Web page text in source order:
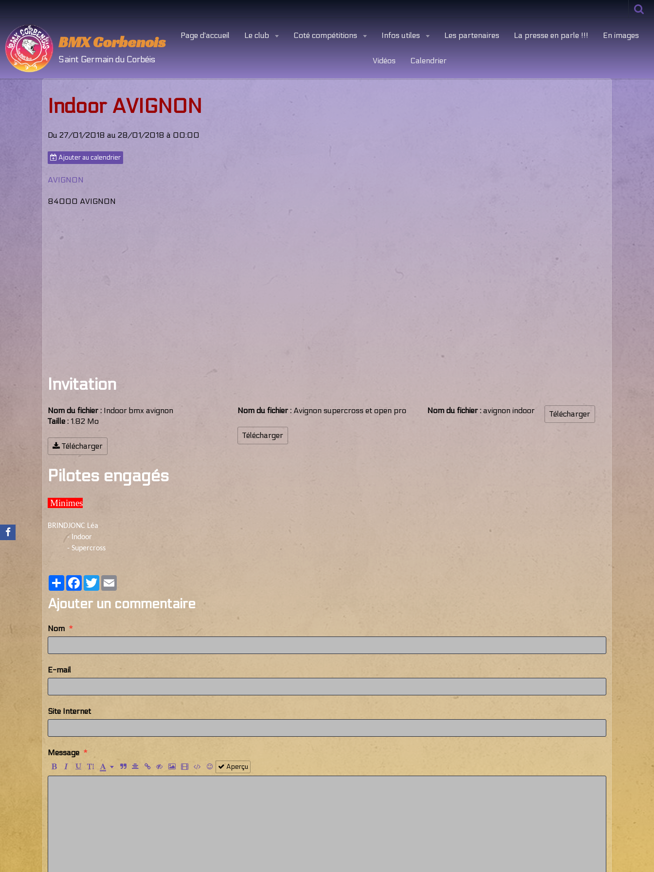
BMX Corbenois
Saint Germain du Corbéis
Page d'accueil Le club Coté compétitions Infos utiles Les partenaires La presse en parle !!! En images
Vidéos Calendrier
Indoor AVIGNON
Du 27/01/2018 au 28/01/2018 à 00:00
Ajouter au calendrier
AVIGNON
84000 AVIGNON
Invitation
Nom du fichier : Indoor bmx avignon
Taille : 1.82 Mo
Télécharger
Nom du fichier : Avignon supercross et open pro
Télécharger
Nom du fichier : avignon indoor Télécharger
Pilotes engagés
Minimes
BRINDJONC Léa
- Indoor
- Supercross
PartagerFacebook
Twitter
Ajouter un commentaire
Nom
E-mail
Site Internet
Message
Aperçu